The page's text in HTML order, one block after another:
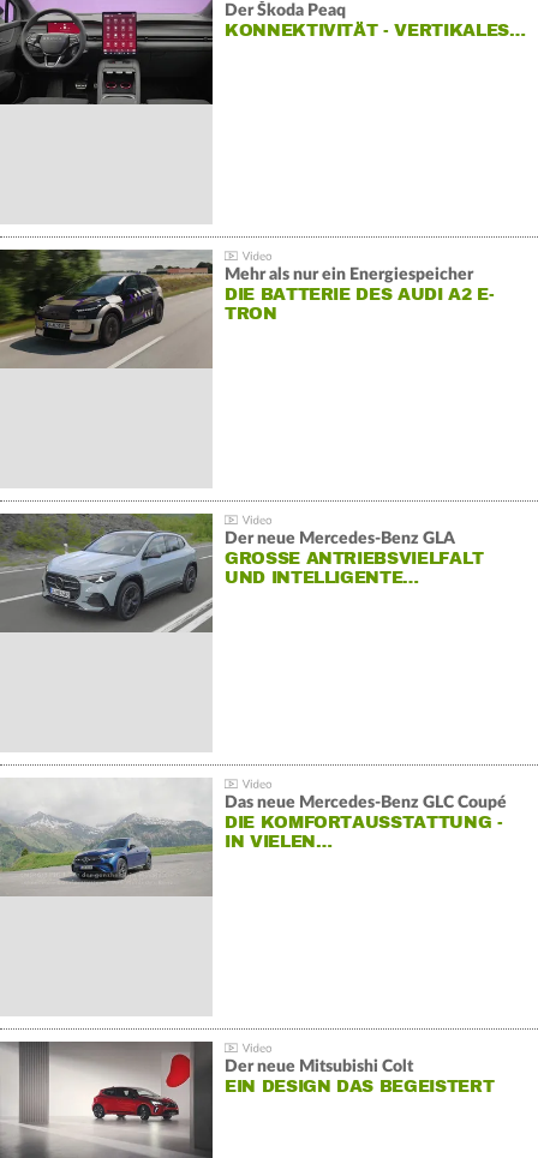
Der Škoda Peaq
KONNEKTIVITÄT - VERTIKALES…
Mehr als nur ein Energiespeicher
DIE BATTERIE DES AUDI A2 E-
TRON
Der neue Mercedes-Benz GLA
GROSSE ANTRIEBSVIELFALT U
ND INTELLIGENTE…
Das neue Mercedes-Benz GLC Coupé
DIE KOMFORTAUSSTATTUNG -
IN VIELEN…
Der neue Mitsubishi Colt
EIN DESIGN DAS BEGEISTERT